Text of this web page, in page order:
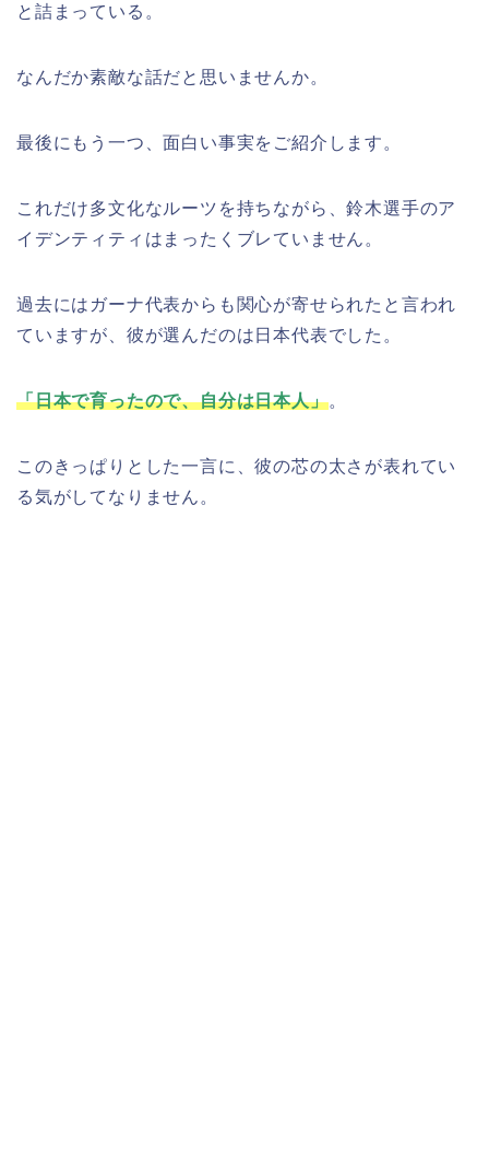
と詰まっている。
なんだか素敵な話だと思いませんか。
最後にもう一つ、面白い事実をご紹介します。
これだけ多文化なルーツを持ちながら、鈴木選手のア
イデンティティはまったくブレていません。
過去にはガーナ代表からも関心が寄せられたと言われ
ていますが、彼が選んだのは日本代表でした。
「日本で育ったので、自分は日本人」。
このきっぱりとした一言に、彼の芯の太さが表れてい
る気がしてなりません。